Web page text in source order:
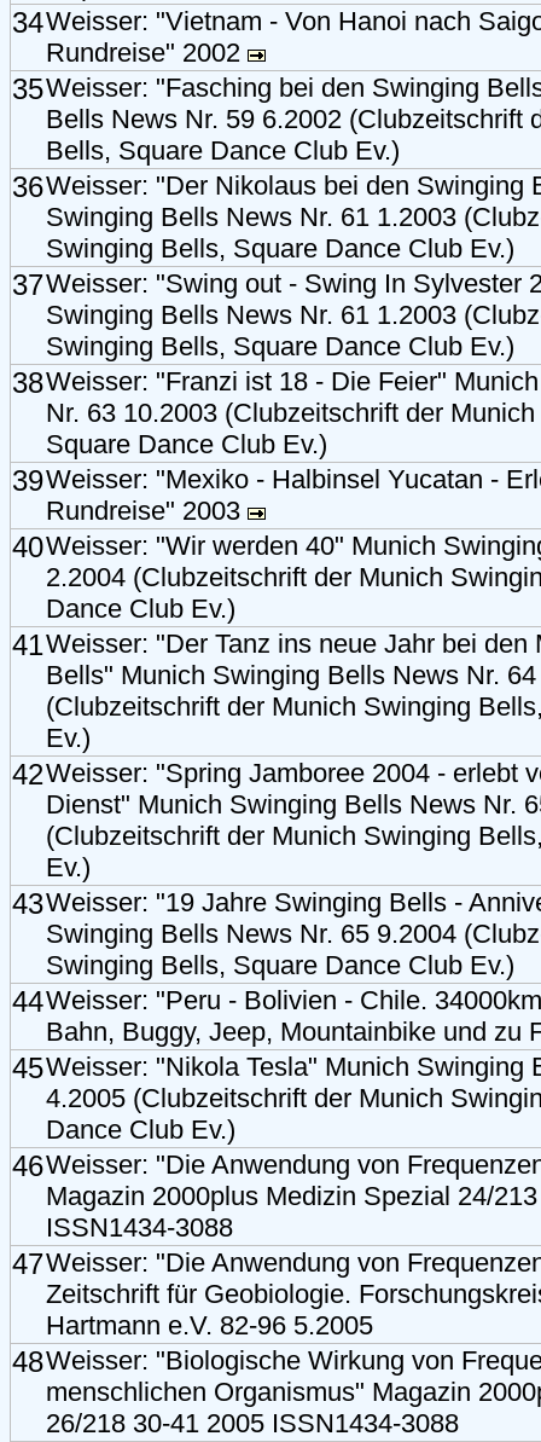
34Weisser: "Vietnam - Von Hanoi nach
Rundreise" 2002
35Weisser: "Fasching bei den Swinging
Bells News Nr. 59 6.2002 (Clubzeitschrift
Bells, Square Dance Club Ev.)
36Weisser: "Der Nikolaus bei den Swinging
Swinging Bells News Nr. 61 1.2003
Swinging Bells, Square Dance Club Ev.)
37Weisser: "Swing out - Swing In Sylvester
Swinging Bells News Nr. 61 1.2003
Swinging Bells, Square Dance Club Ev.)
38Weisser: "Franzi ist 18 - Die Feier"
Nr. 63 10.2003 (Clubzeitschrift der
Square Dance Club Ev.)
39Weisser: "Mexiko - Halbinsel Yucatan -
Rundreise" 2003
40Weisser: "Wir werden 40" Munich
2.2004 (Clubzeitschrift der Munich
Dance Club Ev.)
41Weisser: "Der Tanz ins neue Jahr bei den
Bells" Munich Swinging Bells News Nr.
(Clubzeitschrift der Munich Swinging
Ev.)
42Weisser: "Spring Jamboree 2004 - erlebt
Dienst" Munich Swinging Bells News Nr.
(Clubzeitschrift der Munich Swinging
Ev.)
43Weisser: "19 Jahre Swinging Bells -
Swinging Bells News Nr. 65 9.2004
Swinging Bells, Square Dance Club Ev.)
44Weisser: "Peru - Bolivien - Chile.
Bahn, Buggy, Jeep, Mountainbike und zu
45Weisser: "Nikola Tesla" Munich Swinging
4.2005 (Clubzeitschrift der Munich
Dance Club Ev.)
46Weisser: "Die Anwendung von
Magazin 2000plus Medizin Spezial 24/
ISSN1434-3088
47Weisser: "Die Anwendung von
Zeitschrift für Geobiologie.
Hartmann e.V. 82-96 5.2005
48Weisser: "Biologische Wirkung von
menschlichen Organismus" Magazin
26/218 30-41 2005 ISSN1434-3088